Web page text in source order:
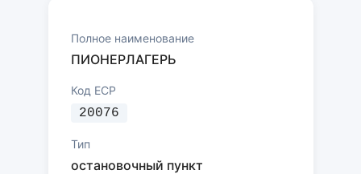
Полное наименование
ПИОНЕРЛАГЕРЬ
Код ЕСР
20076
Тип
остановочный пункт